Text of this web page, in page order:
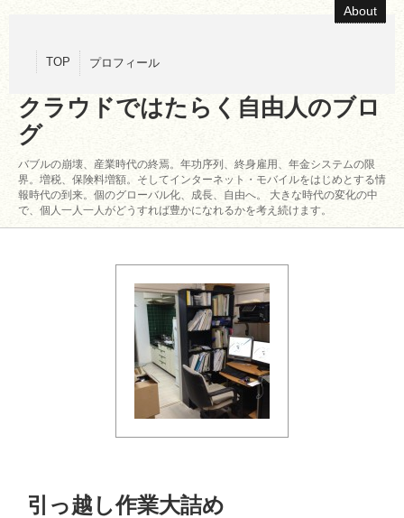
About
TOP プロフィール
クラウドではたらく自由人のブロ
グ
バブルの崩壊、産業時代の終焉。年功序列、終身雇用、年金システムの限
界。増税、保険料増額。そしてインターネット・モバイルをはじめとする情
報時代の到来。個のグローバル化、成長、自由へ。 大きな時代の変化の中
で、個人一人一人がどうすれば豊かになれるかを考え続けます。
引っ越し作業大詰め